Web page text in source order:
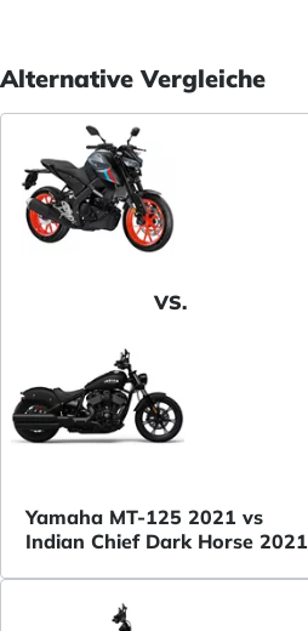
Alternative Vergleiche
VS.
Yamaha MT-125 2021 vs
Indian Chief Dark Horse 2021